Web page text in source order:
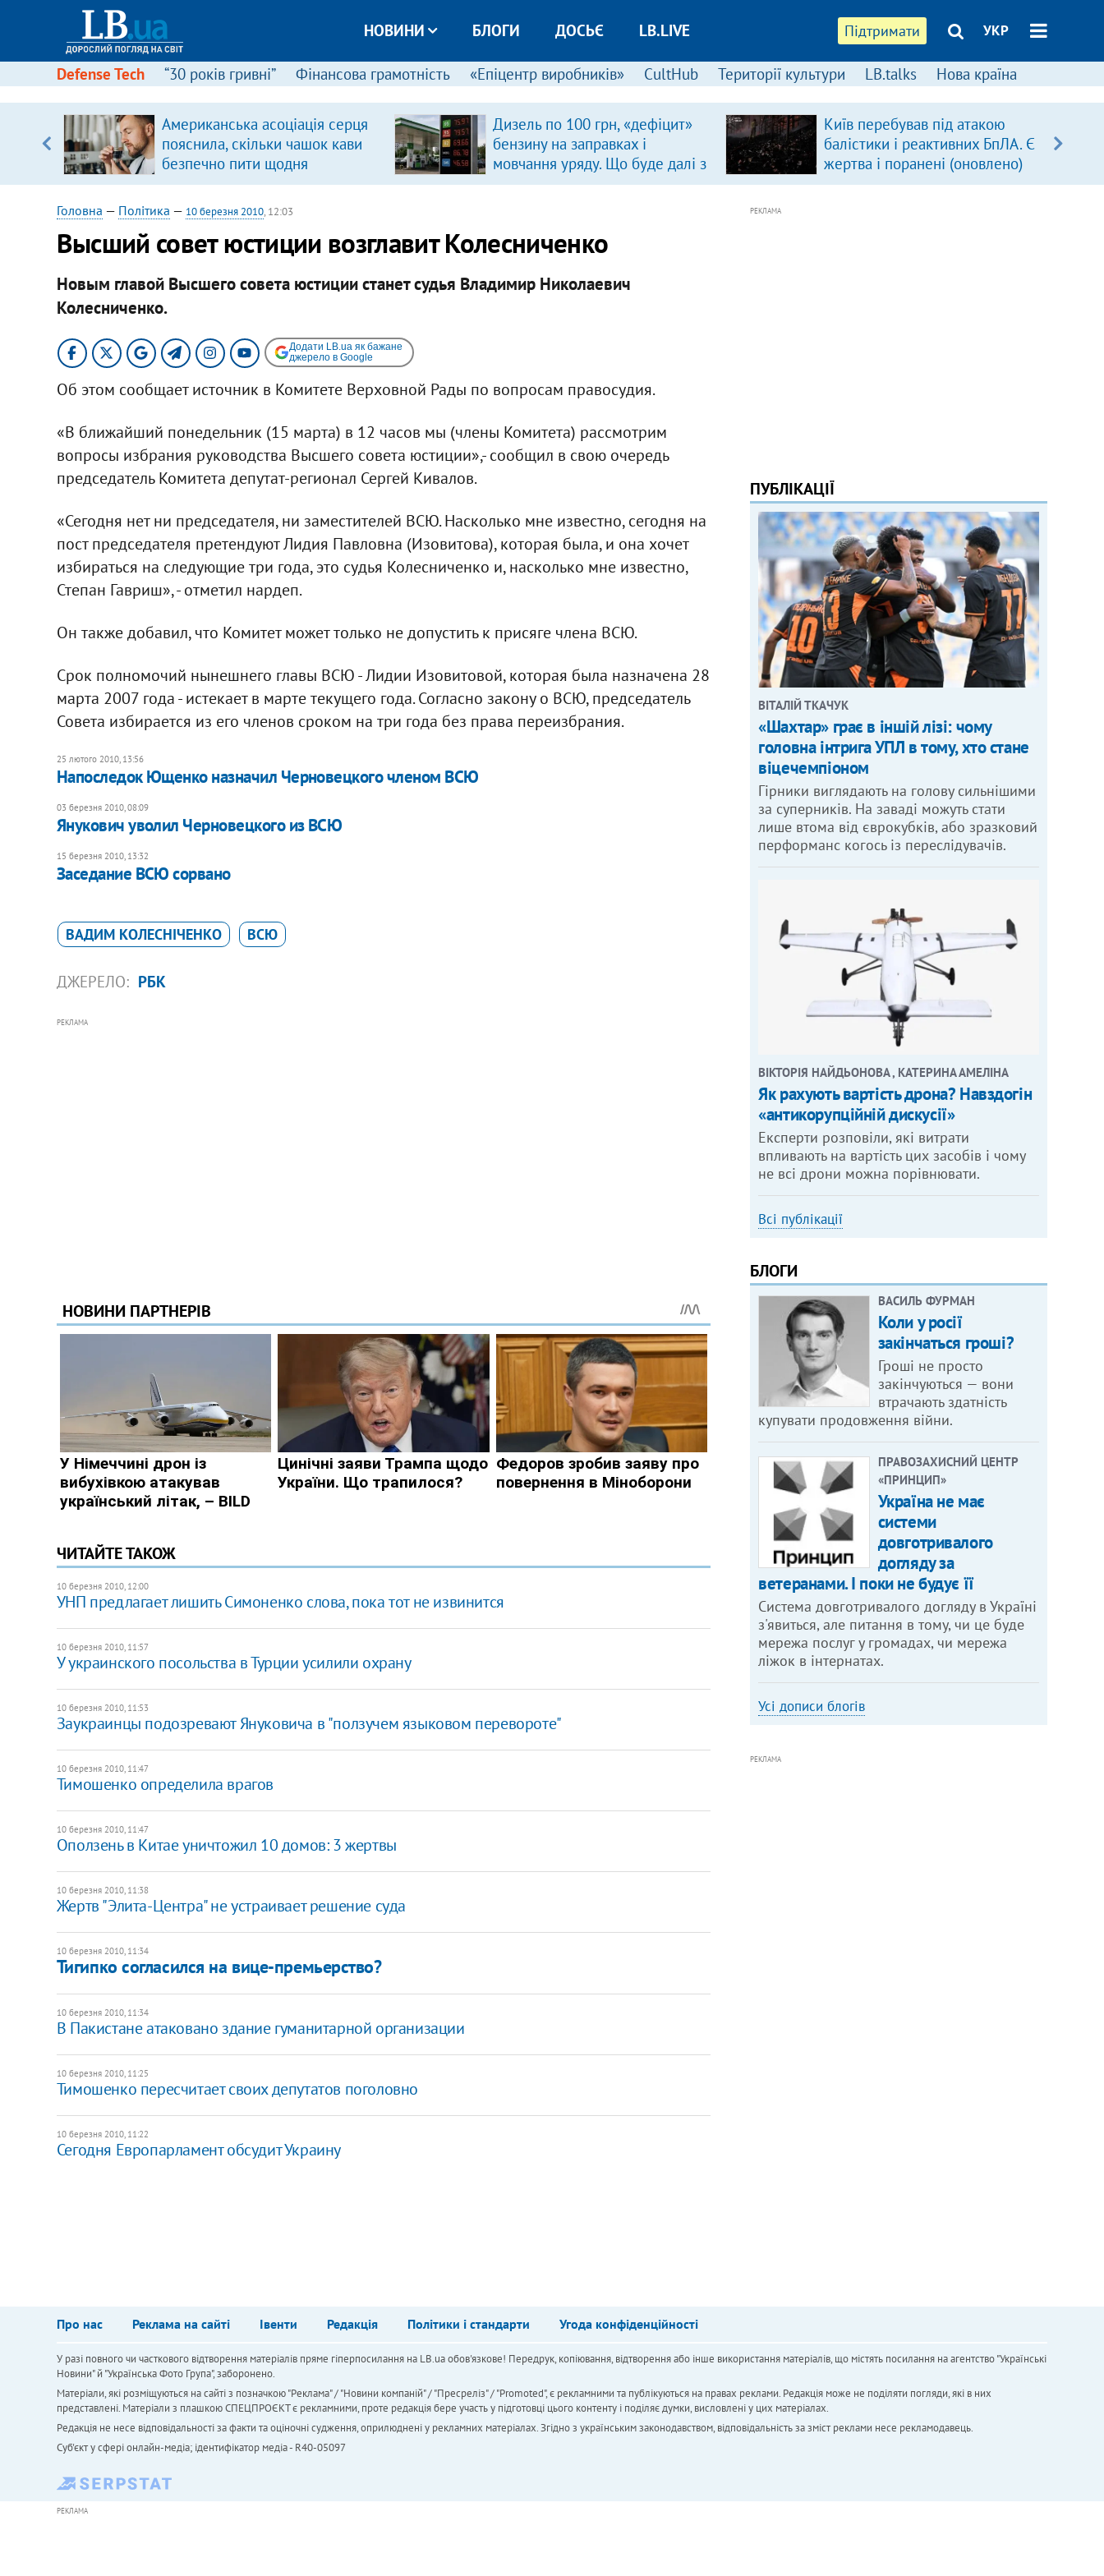
Підтримати УКР
НОВИНИ БЛОГИ ДОСЬЄ LB.LIVE
Defense Tech “30 років гривні” Фінансова грамотність «Епіцентр виробників» CultHub Території культури LB.talks Нова країна
Американська асоціація серця
пояснила, скільки чашок кави
безпечно пити щодня
Дизель по 100 грн, «дефіцит»
бензину на заправках і
мовчання уряду. Що буде далі з
цінами на пальне?
Київ перебував під атакою
балістики і реактивних БпЛА. Є
жертва і поранені (оновлено)
Головна — Політика — 10 березня 2010, 12:03
Высший совет юстиции возглавит Колесниченко
Новым главой Высшего совета юстиции станет судья Владимир Николаевич
Колесниченко.
Додати LB.ua як бажане
джерело в Google
Об этом сообщает источник в Комитете Верховной Рады по вопросам правосудия.
«В ближайший понедельник (15 марта) в 12 часов мы (члены Комитета) рассмотрим
вопросы избрания руководства Высшего совета юстиции»,- сообщил в свою очередь
председатель Комитета депутат-регионал Сергей Кивалов.
«Сегодня нет ни председателя, ни заместителей ВСЮ. Насколько мне известно, сегодня на
пост председателя претендуют Лидия Павловна (Изовитова), которая была, и она хочет
избираться на следующие три года, это судья Колесниченко и, насколько мне известно,
Степан Гавриш», - отметил нардеп.
Он также добавил, что Комитет может только не допустить к присяге члена ВСЮ.
Срок полномочий нынешнего главы ВСЮ - Лидии Изовитовой, которая была назначена 28
марта 2007 года - истекает в марте текущего года. Согласно закону о ВСЮ, председатель
Совета избирается из его членов сроком на три года без права переизбрания.
25 лютого 2010, 13:56
Напоследок Ющенко назначил Черновецкого членом ВСЮ
03 березня 2010, 08:09
Янукович уволил Черновецкого из ВСЮ
15 березня 2010, 13:32
Заседание ВСЮ сорвано
ВАДИМ КОЛЕСНІЧЕНКО ВСЮ
ДЖЕРЕЛО: РБК
РЕКЛАМА
ЧИТАЙТЕ ТАКОЖ
10 березня 2010, 12:00
УНП предлагает лишить Симоненко слова, пока тот не извинится
10 березня 2010, 11:57
У украинского посольства в Турции усилили охрану
10 березня 2010, 11:53
Заукраинцы подозревают Януковича в "ползучем языковом перевороте"
10 березня 2010, 11:47
Тимошенко определила врагов
10 березня 2010, 11:47
Оползень в Китае уничтожил 10 домов: 3 жертвы
10 березня 2010, 11:38
Жертв "Элита-Центра" не устраивает решение суда
10 березня 2010, 11:34
Тигипко согласился на вице-премьерство?
10 березня 2010, 11:34
В Пакистане атаковано здание гуманитарной организации
10 березня 2010, 11:25
Тимошенко пересчитает своих депутатов поголовно
10 березня 2010, 11:22
Сегодня Европарламент обсудит Украину
РЕКЛАМА
ПУБЛІКАЦІЇ
ВІТАЛІЙ ТКАЧУК
«Шахтар» грає в іншій лізі: чому
головна інтрига УПЛ в тому, хто стане
віцечемпіоном
Гірники виглядають на голову сильнішими
за суперників. На заваді можуть стати
лише втома від єврокубків, або зразковий
перформанс когось із переслідувачів.
ВІКТОРІЯ НАЙДЬОНОВА , КАТЕРИНА АМЕЛІНА
Як рахують вартість дрона? Навздогін
«антикорупційній дискусії»
Експерти розповіли, які витрати
впливають на вартість цих засобів і чому
не всі дрони можна порівнювати.
Всі публікації
БЛОГИ
ВАСИЛЬ ФУРМАН
Коли у росії
закінчаться гроші?
Гроші не просто
закінчуються — вони
втрачають здатність
купувати продовження війни.
ПРАВОЗАХИСНИЙ ЦЕНТР
«ПРИНЦИП»
Україна не має
системи
довготривалого
догляду за
ветеранами. І поки не будує її
Система довготривалого догляду в Україні
з'явиться, але питання в тому, чи це буде
мережа послуг у громадах, чи мережа
ліжок в інтернатах.
Усі дописи блогів
РЕКЛАМА
Про нас Реклама на сайті Івенти Редакція Політики і стандарти Угода конфіденційності
У разі повного чи часткового відтворення матеріалів пряме гіперпосилання на LB.ua обов'язкове! Передрук, копіювання, відтворення або інше використання матеріалів, що містять посилання на агентство "Українськi
Новини" й "Українська Фото Група", заборонено.
Матеріали, які розміщуються на сайті з позначкою "Реклама" / "Новини компаній" / "Пресреліз" / "Promoted", є рекламними та публікуються на правах реклами. Редакція може не поділяти погляди, які в них
представлені. Матеріали з плашкою СПЕЦПРОЄКТ є рекламними, проте редакція бере участь у підготовці цього контенту і поділяє думки, висловлені у цих матеріалах.
Редакція не несе відповідальності за факти та оціночні судження, оприлюднені у рекламних матеріалах. Згідно з українським законодавством, відповідальність за зміст реклами несе рекламодавець.
Cуб'єкт у сфері онлайн-медіа; ідентифікатор медіа - R40-05097
РЕКЛАМА